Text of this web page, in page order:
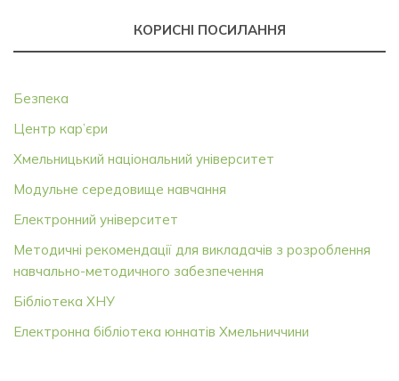
КОРИСНІ ПОСИЛАННЯ
Безпека
Центр кар’єри
Хмельницький національний університет
Модульне середовище навчання
Електронний університет
Методичні рекомендації для викладачів з розроблення
навчально-методичного забезпечення
Бібліотека ХНУ
Електронна бібліотека юннатів Хмельниччини